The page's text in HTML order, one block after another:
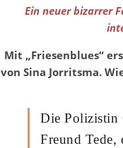
Ein neuer bizarrer
Mit „Friesenblues“
von Sina Jorritsma.
Die Polizistin
Freund Tede,